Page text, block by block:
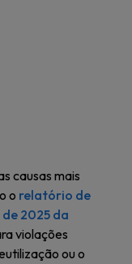
causas mais
o relatório de
2025 da
violações
ou o